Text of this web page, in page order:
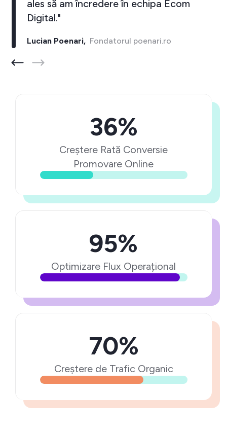
ales să am încredere în echipa Ecom
Digital."
Lucian Poenari,Fondatorul poenari.ro
36%
Creștere Rată Conversie
Promovare Online
95%
Optimizare Flux Operațional
70%
Creștere de Trafic Organic